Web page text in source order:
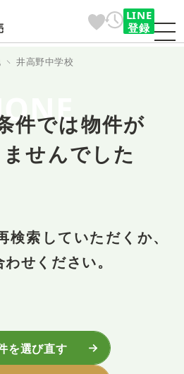
LINE
登録
井高野中学校
件では物件が
せんでした
索していただくか、
せください。
を選び直す